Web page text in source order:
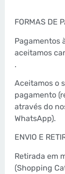
FORMAS DE
Pagamentos
aceitamos
.
Aceitamos o
pagamento
através do
WhatsApp).
ENVIO E
Retirada em
(Shopping